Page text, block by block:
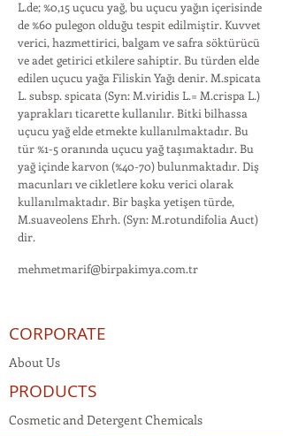
L.de; %0,15 uçucu yağ, bu uçucu yağın içerisinde
de %60 pulegon olduğu tespit edilmiştir. Kuvvet
verici, hazmettirici, balgam ve safra söktürücü
ve adet getirici etkilere sahiptir. Bu türden elde
edilen uçucu yağa Filiskin Yağı denir. M.spicata
L. subsp. spicata (Syn: M.viridis L.= M.crispa L.)
yaprakları ticarette kullanılır. Bitki bilhassa
uçucu yağ elde etmekte kullanılmaktadır. Bu
tür %1-5 oranında uçucu yağ taşımaktadır. Bu
yağ içinde karvon (%40-70) bulunmaktadır. Diş
macunları ve cikletlere koku verici olarak
kullanılmaktadır. Bir başka yetişen türde,
M.suaveolens Ehrh. (Syn: M.rotundifolia Auct)
dir.
mehmetmarif@birpakimya.com.tr
CORPORATE
About Us
PRODUCTS
Cosmetic and Detergent Chemicals